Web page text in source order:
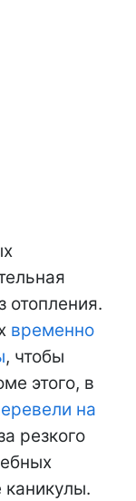
отопления.
временно
, чтобы
этого, в
на
резкого
каникулы.